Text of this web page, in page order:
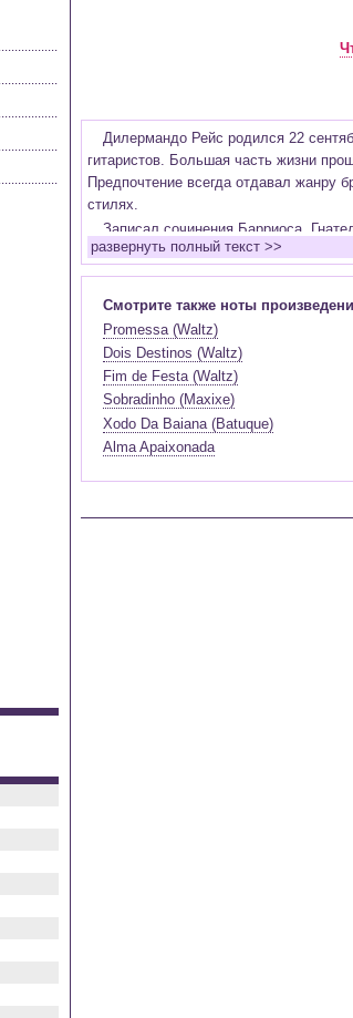
Дилермандо Рейс родился 22
гитаристов. Большая часть жизни
Предпочтение всегда отдавал жанру
стилях.
Записал сочинения Барриоса,
диск в 1975 году. В него вошли
итоге получил название:
стали каноном бразильской музыки.
Такие произведения как «Se Ela
был любимым гитаристом известного
со своим отцом (известный гитарист
Вскоре стал учеником и
развиваться в 30–х годах. Именно в
магазинах гитару. Был учителем
Также работал на Национальном
развернуть полный текст >>
Смотрите также ноты
Promessa (Waltz)
Dois Destinos (Waltz)
Fim de Festa (Waltz)
Sobradinho (Maxixe)
Xodo Da Baiana (Batuque)
Alma Apaixonada